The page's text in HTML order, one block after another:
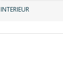
INTERIEUR